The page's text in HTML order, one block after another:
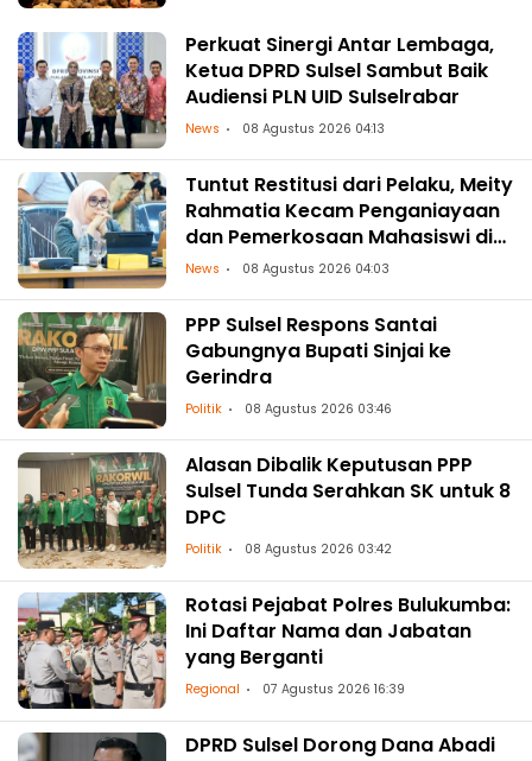
Perkuat Sinergi Antar Lembaga,
Ketua DPRD Sulsel Sambut Baik
Audiensi PLN UID Sulselrabar
News 08 Agustus 2026 04:13
Tuntut Restitusi dari Pelaku, Meity
Rahmatia Kecam Penganiayaan
dan Pemerkosaan Mahasiswi di
Makassar
News 08 Agustus 2026 04:03
PPP Sulsel Respons Santai
Gabungnya Bupati Sinjai ke
Gerindra
Politik 08 Agustus 2026 03:46
Alasan Dibalik Keputusan PPP
Sulsel Tunda Serahkan SK untuk 8
DPC
Politik 08 Agustus 2026 03:42
Rotasi Pejabat Polres Bulukumba:
Ini Daftar Nama dan Jabatan
yang Berganti
Regional 07 Agustus 2026 16:39
DPRD Sulsel Dorong Dana Abadi